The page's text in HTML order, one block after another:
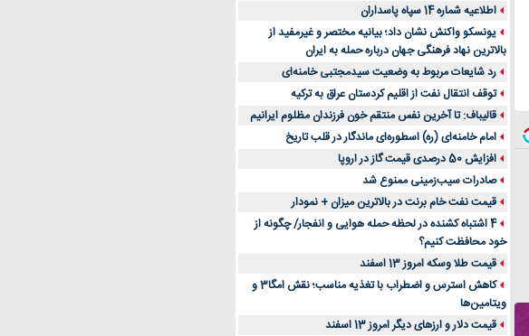
اطلاعیه شماره 14 سپاه پاسداران
یونسکو واکنش نشان داد؛ بیانیه مختصر و غیرمفید از
بالاترین نهاد فرهنگی جهان درباره حمله به ایران
رد شایعات مربوط به وضعیت سیدمجتبی خامنه‌ای
توقف انتقال نفت از اقلیم کردستان عراق به ترکیه
قالیباف: تا آخرین نفس منتقم خون فرزندان مظلوم ایرانیم
امام خامنه‌ای (ره) اسطوره‌ای ماندگار در قلب تاریخ
افزایش 50 درصدی قیمت گاز در اروپا
صادرات سیب‌زمینی ممنوع شد
قیمت نفت خام برنت در بالاترین میزان + نمودار
4 اشتباه کشنده در لحظه حمله هوایی و انفجار/ چگونه از
خود محافظت کنیم؟
قیمت طلا وسکه امروز 13 اسفند
کاهش استرس و اضطراب با تغذیه مناسب؛ نقش امگا3 و
ویتامین‌ها
قیمت دلار و ارزهای دیگر امروز 13 اسفند